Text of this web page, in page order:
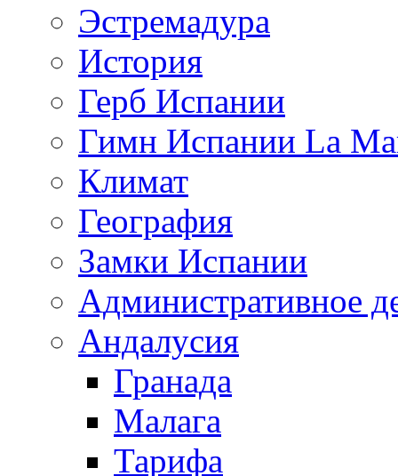
Эстремадура
История
Герб Испании
Гимн Испании La
Климат
География
Замки Испании
Административное
Андалусия
Гранада
Малага
Тарифа